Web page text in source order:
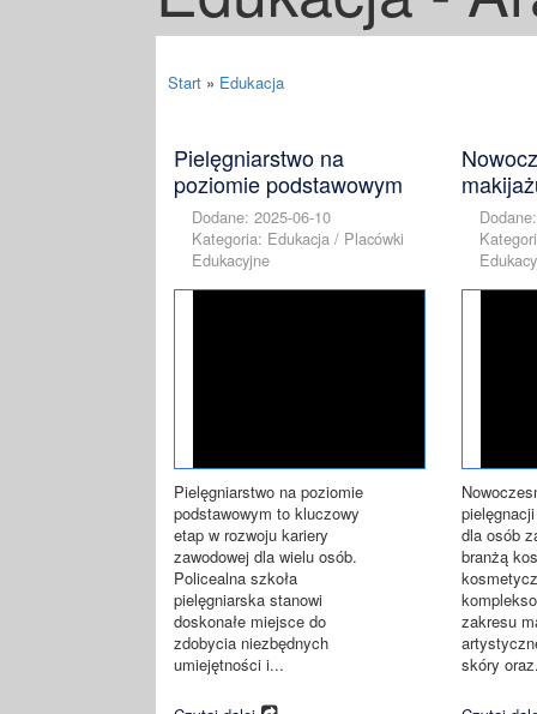
Start » Edukacja
Pielęgniarstwo na
poziomie podstawowym
Dodane: 2025-06-10
Kategoria: Edukacja / Placówki
Edukacyjne
Pielęgniarstwo na poziomie
podstawowym to kluczowy
etap w rozwoju kariery
zawodowej dla wielu osób.
Policealna szkoła
pielęgniarska stanowi
doskonałe miejsce do
zdobycia niezbędnych
umiejętności i...
dla osób
branżą
zakresu
skóry